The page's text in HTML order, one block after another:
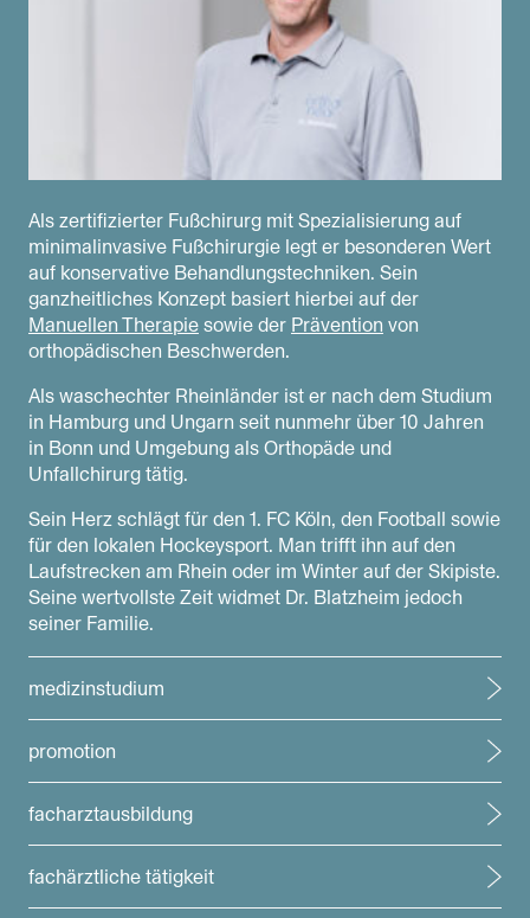
Als zertifizierter Fußchirurg mit Spezialisierung auf
minimalinvasive Fußchirurgie legt er besonderen Wert
auf konservative Behandlungstechniken. Sein
ganzheitliches Konzept basiert hierbei auf der
Manuellen Therapie sowie der Prävention von
orthopädischen Beschwerden.
Als waschechter Rheinländer ist er nach dem Studium
in Hamburg und Ungarn seit nunmehr über 10 Jahren
in Bonn und Umgebung als Orthopäde und
Unfallchirurg tätig.
Sein Herz schlägt für den 1. FC Köln, den Football sowie
für den lokalen Hockeysport. Man trifft ihn auf den
Laufstrecken am Rhein oder im Winter auf der Skipiste.
Seine wertvollste Zeit widmet Dr. Blatzheim jedoch
seiner Familie.
medizinstudium
promotion
facharztausbildung
fachärztliche tätigkeit